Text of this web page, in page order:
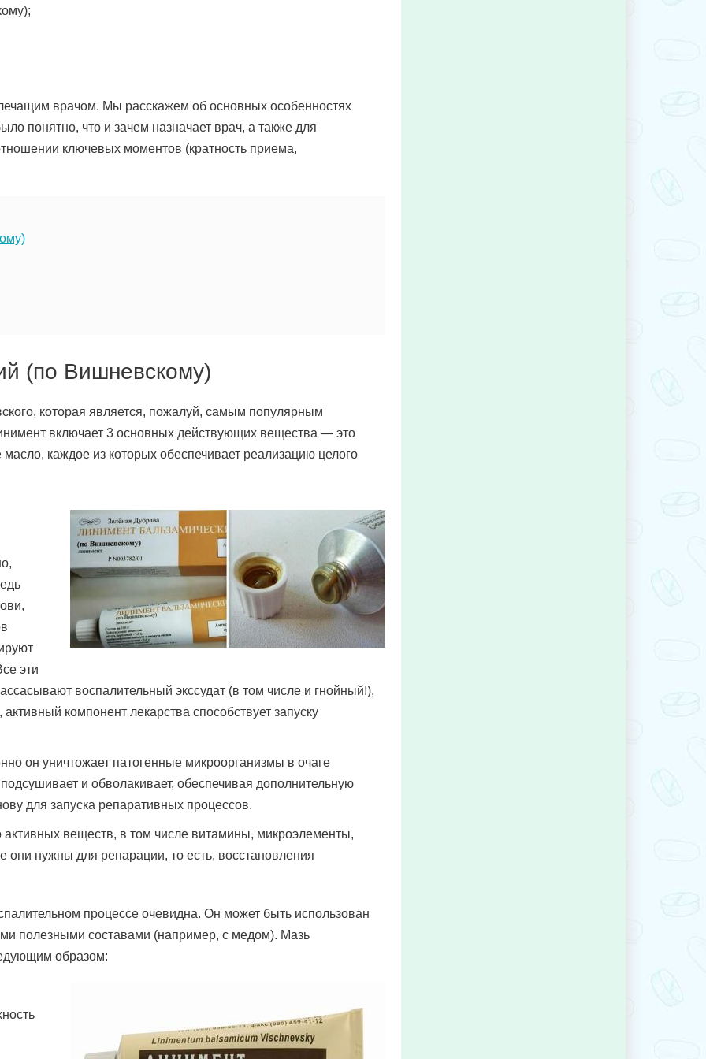
врачом. Мы расскажем об основных особенностях
понятно, что и зачем назначает врач, а также для
ключевых моментов (кратность приема,
(по Вишневскому)
которая является, пожалуй, самым популярным
включает 3 основных действующих вещества — это
каждое из которых обеспечивает реализацию целого
эти
воспалительный экссудат (в том числе и гнойный!),
компонент лекарства способствует запуску
он уничтожает патогенные микроорганизмы в очаге
и обволакивает, обеспечивая дополнительную
для запуска репаративных процессов.
веществ, в том числе витамины, микроэлементы,
они нужны для репарации, то есть, восстановления
процессе очевидна. Он может быть использован
полезными составами (например, с медом). Мазь
образом: